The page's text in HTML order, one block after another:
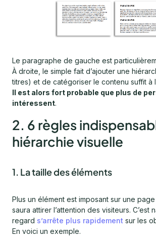
Le paragraphe de gauche est
À droite, le simple fait d’ajouter une
titres) et de catégoriser le contenu suffit à
Il est alors fort probable que plus de
intéressent.
2. 6 règles
hiérarchie visuelle
1. La taille des éléments
Plus un élément est imposant sur une
saura attirer l’attention des visiteurs. C’est
regard s’arrête plus rapidement sur les
En voici un exemple.